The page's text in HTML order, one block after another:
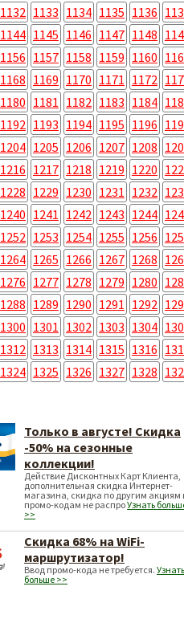
1132 1133 1134 1135 1136
1144 1145 1146 1147 1148
1156 1157 1158 1159 1160
1168 1169 1170 1171 1172
1180 1181 1182 1183 1184
1192 1193 1194 1195 1196
1204 1205 1206 1207 1208
1216 1217 1218 1219 1220
1228 1229 1230 1231 1232
1240 1241 1242 1243 1244
1252 1253 1254 1255 1256
1264 1265 1266 1267 1268
1276 1277 1278 1279 1280
1288 1289 1290 1291 1292
1300 1301 1302 1303 1304
1312 1313 1314 1315 1316
1324 1325 1326 1327 1328
Только в августе! Скидка
-50% на сезонные
коллекции!
Действие Дисконтных Карт Клиента,
дополнительная скидка Интернет-
магазина, скидка по другим акциям
промо-кодам не распроУзнать
>>
Скидка 68% на WiFi-
маршрутизатор!
Ввод промо-кода не требуется. Узнать
больше >>